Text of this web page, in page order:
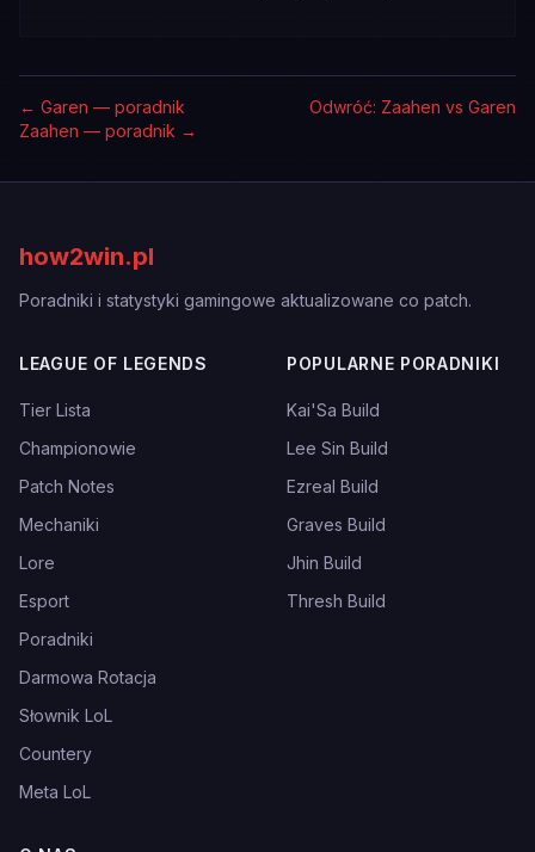
← Garen — poradnik
Odwróć: Zaahen vs Garen
Zaahen — poradnik →
how2win.pl
Poradniki i statystyki gamingowe aktualizowane co patch.
LEAGUE OF LEGENDS
Tier Lista
Championowie
Patch Notes
Mechaniki
Lore
Esport
Poradniki
Darmowa Rotacja
Słownik LoL
Countery
Meta LoL
POPULARNE PORADNIKI
Kai'Sa Build
Lee Sin Build
Ezreal Build
Graves Build
Jhin Build
Thresh Build